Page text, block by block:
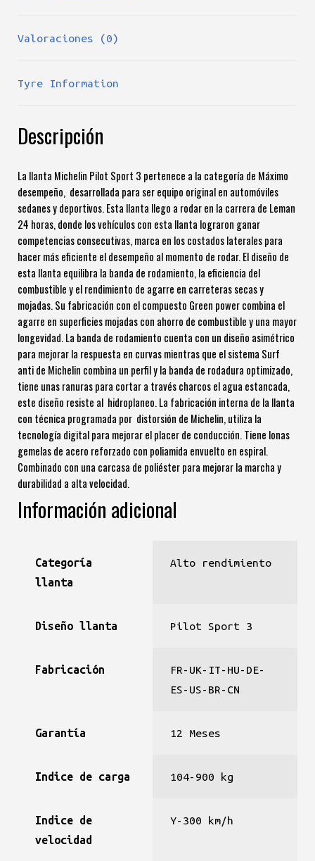
Valoraciones (0)
Tyre Information
Descripción
La llanta Michelin Pilot Sport 3 pertenece a la categoría de Máximo
desempeño, desarrollada para ser equipo original en automóviles
sedanes y deportivos. Esta llanta llego a rodar en la carrera de Leman
24 horas, donde los vehículos con esta llanta lograron ganar
competencias consecutivas, marca en los costados laterales para
hacer más eficiente el desempeño al momento de rodar. El diseño de
esta llanta equilibra la banda de rodamiento, la eficiencia del
combustible y el rendimiento de agarre en carreteras secas y
mojadas. Su fabricación con el compuesto Green power combina el
agarre en superficies mojadas con ahorro de combustible y una mayor
longevidad. La banda de rodamiento cuenta con un diseño asimétrico
para mejorar la respuesta en curvas mientras que el sistema Surf
anti de Michelin combina un perfil y la banda de rodadura optimizado,
tiene unas ranuras para cortar a través charcos el agua estancada,
este diseño resiste al hidroplaneo. La fabricación interna de la llanta
con técnica programada por distorsión de Michelin, utiliza la
tecnología digital para mejorar el placer de conducción. Tiene lonas
gemelas de acero reforzado con poliamida envuelto en espiral.
Combinado con una carcasa de poliéster para mejorar la marcha y
durabilidad a alta velocidad.
Información adicional
Categoría
llanta
Alto rendimiento
Diseño llanta Pilot Sport 3
Fabricación
FR-UK-IT-HU-DE-
ES-US-BR-CN
Garantía 12 Meses
Indice de carga 104-900 kg
Indice de
velocidad
Y-300 km/h